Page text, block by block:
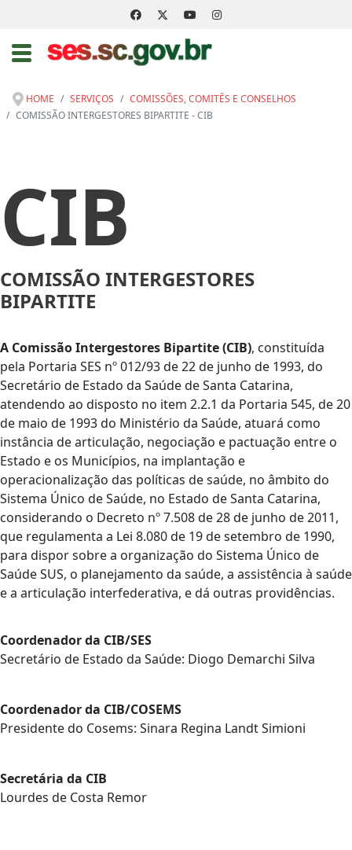
HOME SERVIÇOS
COMISSÕES, COMITÊS E CONSELHOS
COMISSÃO INTERGESTORES BIPARTITE - CIB
CIB
COMISSÃO INTERGESTORES
BIPARTITE
A Comissão Intergestores Bipartite (CIB), constituída
pela Portaria SES nº 012/93 de 22 de junho de 1993, do
Secretário de Estado da Saúde de Santa Catarina,
atendendo ao disposto no item 2.2.1 da Portaria 545, de 20
de maio de 1993 do Ministério da Saúde, atuará como
instância de articulação, negociação e pactuação entre o
Estado e os Municípios, na implantação e
operacionalização das políticas de saúde, no âmbito do
Sistema Único de Saúde, no Estado de Santa Catarina,
considerando o Decreto nº 7.508 de 28 de junho de 2011,
que regulamenta a Lei 8.080 de 19 de setembro de 1990,
para dispor sobre a organização do Sistema Único de
Saúde SUS, o planejamento da saúde, a assistência à saúde
e a articulação interfederativa, e dá outras providências.
Coordenador da CIB/SES
Secretário de Estado da Saúde: Diogo Demarchi Silva
Coordenador da CIB/COSEMS
Presidente do Cosems: Sinara Regina Landt Simioni
Secretária da CIB
Lourdes de Costa Remor